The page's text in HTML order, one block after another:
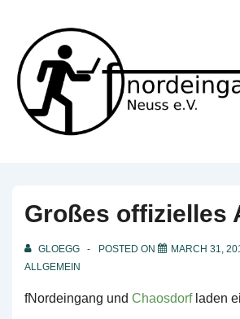
Main
Content
Großes offizielles
GLOEGG POSTED ON MARCH 31,
ALLGEMEIN
fNordeingang und Chaosdorfladen